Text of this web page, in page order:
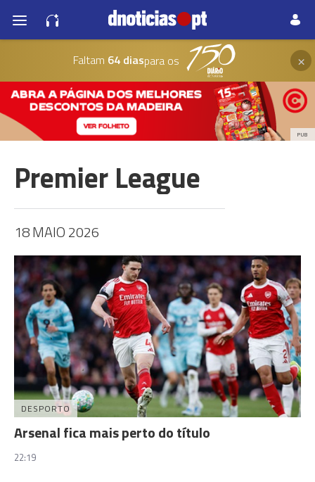
Faltam 64 diaspara os ×
PUB
Premier League
18 MAIO 2026
DESPORTO
Arsenal fica mais perto do título
22:19